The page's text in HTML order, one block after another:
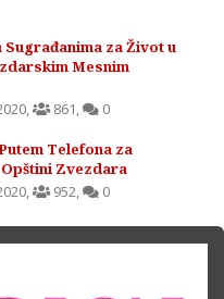
za Život u
Mesnim
, 861, 0
Telefona za
Zvezdara
, 952, 0